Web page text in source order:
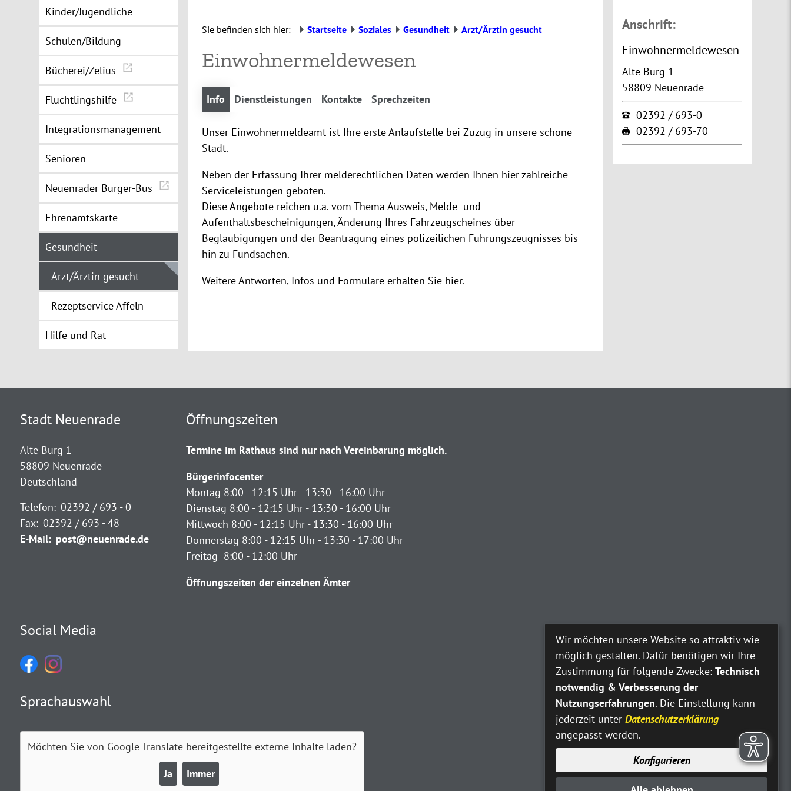
Kinder/Jugendliche
Schulen/Bildung
Bücherei/Zelius
Flüchtlingshilfe
Integrationsmanagement
Senioren
Neuenrader Bürger-Bus
Ehrenamtskarte
Gesundheit
Arzt/Ärztin gesucht
Rezeptservice Affeln
Hilfe und Rat
Sie befinden sich hier: Startseite Soziales Gesundheit Arzt/Ärztin gesucht
Einwohnermeldewesen
Info Dienstleistungen Kontakte Sprechzeiten
Unser Einwohnermeldeamt ist Ihre erste Anlaufstelle bei Zuzug in unsere schöne
Stadt.
Neben der Erfassung Ihrer melderechtlichen Daten werden Ihnen hier zahlreiche
Serviceleistungen geboten.
Diese Angebote reichen u.a. vom Thema Ausweis, Melde- und
Aufenthaltsbescheinigungen, Änderung Ihres Fahrzeugscheines über
Beglaubigungen und der Beantragung eines polizeilichen Führungszeugnisses bis
hin zu Fundsachen.
Weitere Antworten, Infos und Formulare erhalten Sie hier.
Anschrift:
Einwohnermeldewesen
Alte Burg 1
58809 Neuenrade
02392 / 693-0
02392 / 693-70
Stadt Neuenrade
Alte Burg 1
58809 Neuenrade
Deutschland
Telefon: 02392 / 693 - 0
Fax: 02392 / 693 - 48
E-Mail: post@neuenrade.de
Öffnungszeiten
Termine im Rathaus sind nur nach Vereinbarung möglich.
Bürgerinfocenter
Montag 8:00 - 12:15 Uhr - 13:30 - 16:00 Uhr
Dienstag 8:00 - 12:15 Uhr - 13:30 - 16:00 Uhr
Mittwoch 8:00 - 12:15 Uhr - 13:30 - 16:00 Uhr
Donnerstag 8:00 - 12:15 Uhr - 13:30 - 17:00 Uhr
Freitag 8:00 - 12:00 Uhr
Öffnungszeiten der einzelnen Ämter
Social Media
Sprachauswahl
Möchten Sie von Google Translatebereitgestellte externe Inhalte laden?
Ja Immer
Wir möchten unsere Website so attraktiv wie
möglich gestalten. Dafür benötigen wir Ihre
Zustimmung für folgende Zwecke: Technisch
notwendig & Verbesserung der
Nutzungserfahrungen. Die Einstellung kann
jederzeit unter Datenschutzerklärung
angepasst werden.
Konfigurieren